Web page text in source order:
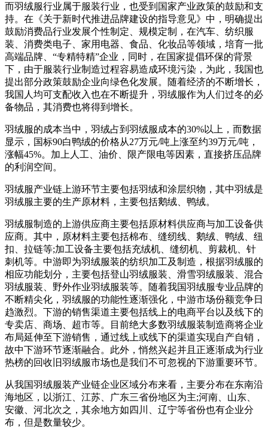
而羽绒服行业属于服装行业，也受到国家产业政策的鼓励和支
持。在《关于新时代推进品牌建设的指导意见》中，明确提出
鼓励消费品行业发展个性制定、规模定制，在汽车、纺织服
装、消费类电子、家用电器、食品、化妆品等领域，培育一批
高端品牌、“专精特精”企业，同时，在国家提倡环保的背景
下，由于服装行业制造过程容易造成环境污染，为此，我国也
提出部分政策鼓励企业向绿色化发展。随着经济的不断增长，
我国人均可支配收入也在不断提升，羽绒服作为人们过冬的必
备物品，其消费也将得到增长。
羽绒服的成本当中，羽绒占到羽绒服成本的30%以上，而数据
显示，国标90白鸭绒的价格从27万元/吨上涨至约39万元/吨，
涨幅45%。加上人工、油价、限产限电等因素，直接挤压品牌
的利润空间。
羽绒服产业链上游环节主要包括羽绒和涂层织物，其中羽绒是
羽绒服主要的生产原材料，主要包括鹅绒、鸭绒。
羽绒服制造的上游供应商主要包括原材料供应商与加工设备供
应商。其中，原材料主要包括棉布、缝纫线、鹅绒、鸭绒、纽
扣、拉链等;加工设备主要包括充绒机、缝纫机、剪裁机、针
刺机等。中游即为羽绒服装的纺织加工及制造，根据羽绒服的
相应功能划分，主要包括登山羽绒服装、滑雪羽绒服装、混合
羽绒服装、野外作业羽绒服装等。随着我国羽绒服专业品牌的
不断精尖化，羽绒服的功能性逐渐强化，中游市场份额竞争日
趋激烈。下游的销售渠道主要包括线上的电商平台以及线下的
专卖店、商场、超市等。目前绝大多数羽绒服装制造商将企业
布局延伸至下游销售，通过线上或线下的渠道实现自产自销，
故中下游环节逐渐融合。此外，悄然兴起并且正逐渐成为行业
热榜的回收旧羽绒服市场也是我们不可忽视的下游重要环节。
从我国羽绒服装产业链企业区域分布来看，主要分布在东南沿
海地区，以浙江、江苏、广东三省份地区为主;河南、山东、
安徽、河北次之，其余地方如四川、辽宁等省份也有企业分
布，但是数量较少。